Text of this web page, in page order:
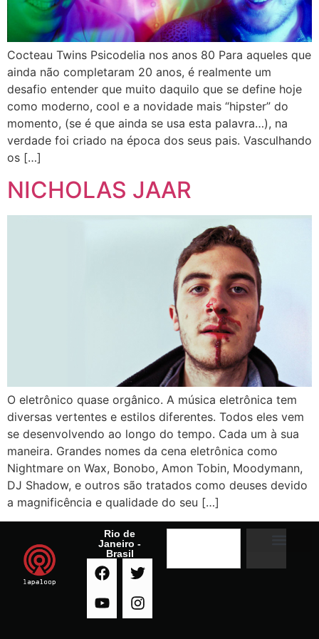
Cocteau Twins Psicodelia nos anos 80 Para aqueles que
ainda não completaram 20 anos, é realmente um
desafio entender que muito daquilo que se define hoje
como moderno, cool e a novidade mais “hipster” do
momento, (se é que ainda se usa esta palavra…), na
verdade foi criado na época dos seus pais. Vasculhando
os […]
NICHOLAS JAAR
O eletrônico quase orgânico. A música eletrônica tem
diversas vertentes e estilos diferentes. Todos eles vem
se desenvolvendo ao longo do tempo. Cada um à sua
maneira. Grandes nomes da cena eletrônica como
Nightmare on Wax, Bonobo, Amon Tobin, Moodymann,
DJ Shadow, e outros são tratados como deuses devido
a magnificência e qualidade do seu […]
Rio de
Janeiro -
Brasil